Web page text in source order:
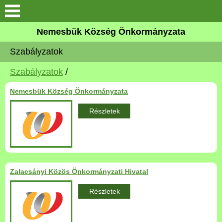
Keresés
Önkormányzat
Közös Önkormányzati
Hivatal
Zalaköveskút
Művelődési ház
MAGYAR FALU PROGRAM
Versenyképes Járások
Program
Nemesbük Község Önkormányzata
Szabályzatok
Szabályzatok /
Nemesbük Község Önkormányzata
Részletek
Zalacsányi Közös Önkormányzati Hivatal
Részletek